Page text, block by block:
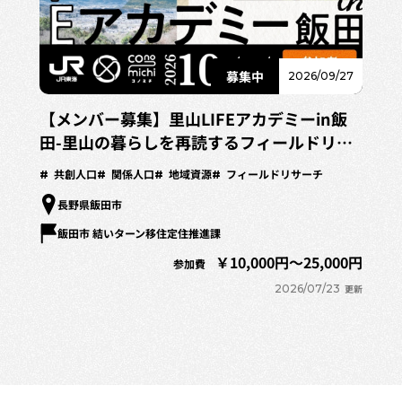
2026/09/27
【メンバー募集】里山LIFEアカデミーin飯
田-里山の暮らしを再読するフィールドリサ
ーチプログラム-
共創人口 関係人口 地域資源 フィールドリサーチ
長野県飯田市
飯田市 結いターン移住定住推進課
参加費
10,000円～25,000円
2026/07/23 更新